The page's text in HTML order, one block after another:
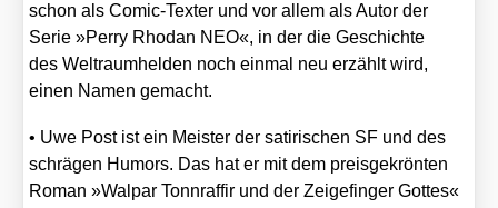
schon als Comic-Tex­ter und vor allem als Autor der
Serie »Per­ry Rho­dan NEO«, in der die Geschich­te
des Welt­raum­hel­den noch ein­mal neu erzählt wird,
einen Namen gemacht.
• Uwe Post ist ein Meis­ter der sati­ri­schen SF und des
schrä­gen Humors. Das hat er mit dem preis­ge­krön­ten
Roman »Wal­par Tonn­raf­fir und der Zei­ge­fin­ger Got­tes«